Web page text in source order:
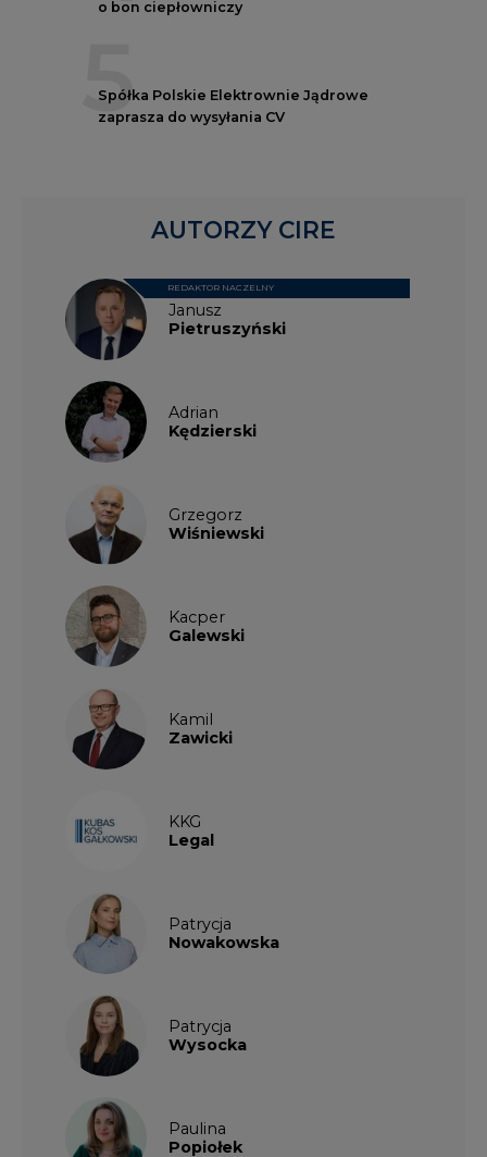
o bon ciepłowniczy
5
Spółka Polskie Elektrownie Jądrowe
zaprasza do wysyłania CV
Janusz
Pietruszyński
REDAKTOR NACZELNY
Adrian
Kędzierski
Grzegorz
Wiśniewski
Kacper
Galewski
Kamil
Zawicki
KKG
Legal
Patrycja
Nowakowska
Patrycja
Wysocka
Paulina
Popiołek
AUTORZY CIRE